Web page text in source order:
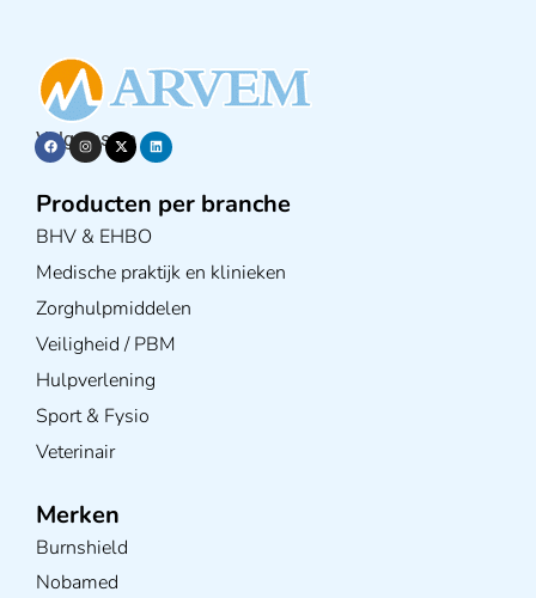
Volg ons op
Producten per branche
BHV & EHBO
Medische praktijk en klinieken
Zorghulpmiddelen
Veiligheid / PBM
Hulpverlening
Sport & Fysio
Veterinair
Merken
Burnshield
Nobamed